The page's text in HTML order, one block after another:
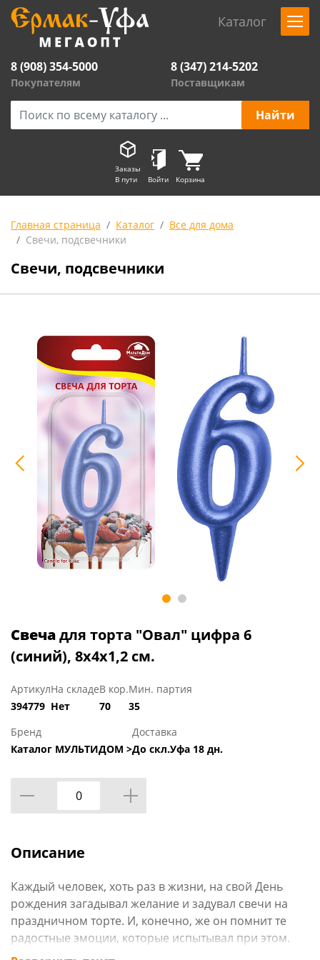
Каталог
8 (908) 354-5000
Покупателям
8 (347) 214-5202
Поставщикам
Заказы
В пути
Войти Корзина
Главная страница Каталог
Все для дома
Свечи, подсвечники
Свечи, подсвечники
Свечадля торта "Овал" цифра 6
(синий), 8х4х1,2 см.
Артикул
394779
На складе
Нет
В кор.
70
Мин. партия
35
Бренд
Каталог МУЛЬТИДОМ >
Доставка
До скл.Уфа 18 дн.
Описание
Каждый человек, хоть раз в жизни, на свой День
рождения загадывал желание и задувал свечи на
праздничном торте. И, конечно, же он помнит те
радостные эмоции, которые испытывал при этом.
Наши свечи для торта помогут создать праздничную